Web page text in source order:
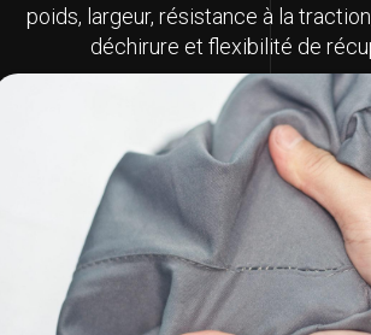
poids, largeur, résistance à la
déchirure et flexibilité de